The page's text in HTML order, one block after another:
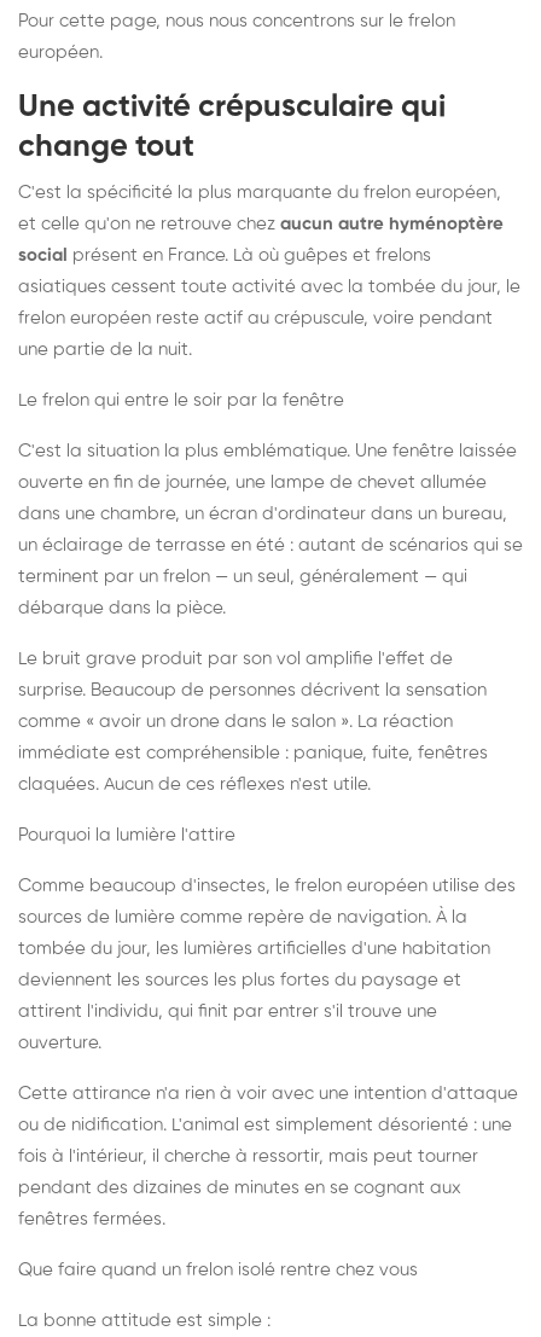
Pour cette page, nous nous concentrons sur le frelon
européen.
Une activité crépusculaire qui
change tout
C'est la spécificité la plus marquante du frelon européen,
et celle qu'on ne retrouve chez aucun autre hyménoptère
social présent en France. Là où guêpes et frelons
asiatiques cessent toute activité avec la tombée du jour, le
frelon européen reste actif au crépuscule, voire pendant
une partie de la nuit.
Le frelon qui entre le soir par la fenêtre
C'est la situation la plus emblématique. Une fenêtre laissée
ouverte en fin de journée, une lampe de chevet allumée
dans une chambre, un écran d'ordinateur dans un bureau,
un éclairage de terrasse en été : autant de scénarios qui se
terminent par un frelon — un seul, généralement — qui
débarque dans la pièce.
Le bruit grave produit par son vol amplifie l'effet de
surprise. Beaucoup de personnes décrivent la sensation
comme « avoir un drone dans le salon ». La réaction
immédiate est compréhensible : panique, fuite, fenêtres
claquées. Aucun de ces réflexes n'est utile.
Pourquoi la lumière l'attire
Comme beaucoup d'insectes, le frelon européen utilise des
sources de lumière comme repère de navigation. À la
tombée du jour, les lumières artificielles d'une habitation
deviennent les sources les plus fortes du paysage et
attirent l'individu, qui finit par entrer s'il trouve une
ouverture.
Cette attirance n'a rien à voir avec une intention d'attaque
ou de nidification. L'animal est simplement désorienté : une
fois à l'intérieur, il cherche à ressortir, mais peut tourner
pendant des dizaines de minutes en se cognant aux
fenêtres fermées.
Que faire quand un frelon isolé rentre chez vous
La bonne attitude est simple :